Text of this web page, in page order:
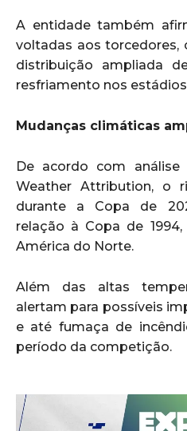
A entidade também
voltadas aos torcedores,
distribuição ampliada
resfriamento nos
Mudanças climáticas
De acordo com análise
Weather Attribution, o
durante a Copa de
relação à Copa de
América do Norte.
Além das altas
alertam para possíveis
e até fumaça de
período da competição.